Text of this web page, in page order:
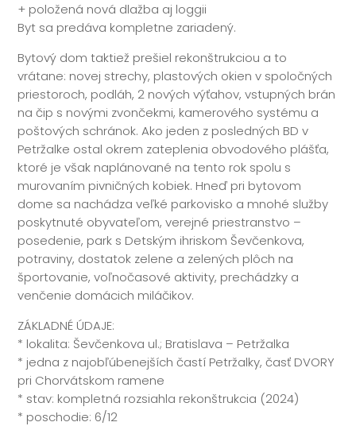
+ položená nová dlažba aj loggii
Byt sa predáva kompletne zariadený.
Bytový dom taktiež prešiel rekonštrukciou a to
vrátane: novej strechy, plastových okien v spoločných
priestoroch, podláh, 2 nových výťahov, vstupných brán
na čip s novými zvončekmi, kamerového systému a
poštových schránok. Ako jeden z posledných BD v
Petržalke ostal okrem zateplenia obvodového plášťa,
ktoré je však naplánované na tento rok spolu s
murovaním pivničných kobiek. Hneď pri bytovom
dome sa nachádza veľké parkovisko a mnohé služby
poskytnuté obyvateľom, verejné priestranstvo –
posedenie, park s Detským ihriskom Ševčenkova,
potraviny, dostatok zelene a zelených plôch na
športovanie, voľnočasové aktivity, prechádzky a
venčenie domácich miláčikov.
ZÁKLADNÉ ÚDAJE:
* lokalita: Ševčenkova ul.; Bratislava – Petržalka
* jedna z najobľúbenejších častí Petržalky, časť DVORY
pri Chorvátskom ramene
* stav: kompletná rozsiahla rekonštrukcia (2024)
* poschodie: 6/12